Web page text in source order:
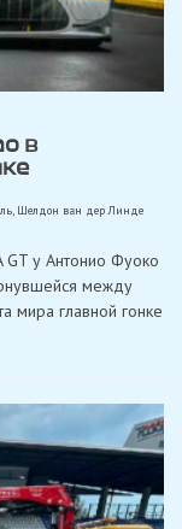
в
, Шелдон ван дер Линде
GT у Антонио Фуоко
между
главной гонке